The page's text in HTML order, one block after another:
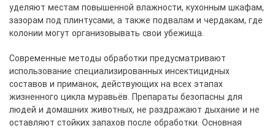
уделяют местам повышенной влажности, кухонным шкафам,
зазорам под плинтусами, а также подвалам и чердакам, где
колонии могут организовывать свои убежища.
Современные методы обработки предусматривают
использование специализированных инсектицидных
составов и приманок, действующих на всех этапах
жизненного цикла муравьёв. Препараты безопасны для
людей и домашних животных, не раздражают дыхание и не
оставляют стойких запахов после обработки. Основная